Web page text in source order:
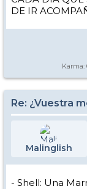
DE IR
Karma:
Re: ¿Vuestra
Malinglish
- Shell: Una